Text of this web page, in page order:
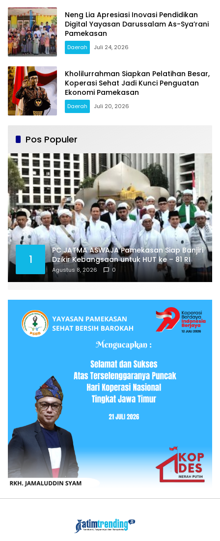
Neng Lia Apresiasi Inovasi Pendidikan
Digital Yayasan Darussalam As-Sya’rani
Pamekasan
Daerah Juli 24, 2026
Kholilurrahman Siapkan Pelatihan Besar,
Koperasi Sehat Jadi Kunci Penguatan
Ekonomi Pamekasan
Daerah Juli 20, 2026
Pos Populer
1
PC JATMA ASWAJA Pamekasan Siap Banjiri
Dzikir Kebangsaan untuk HUT ke – 81 RI
Agustus 8, 2026 0